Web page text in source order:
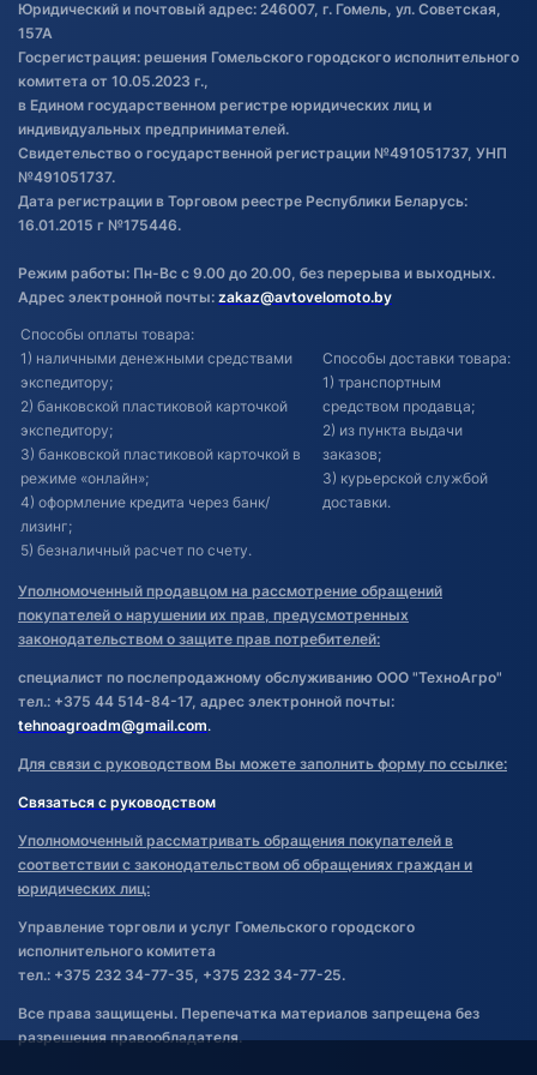
Обработка файлов cookie
Постановка транспорта на учет
Обновления в ЭПТС 2024
Юридический и почтовый адрес: 246007, г. Гомель, ул. Советская,
157А
Госрегистрация: решения Гомельского городского исполнительного
комитета от 10.05.2023 г.,
в Едином государственном регистре юридических лиц и
индивидуальных предпринимателей.
Свидетельство о государственной регистрации №491051737, УНП
№491051737.
Дата регистрации в Торговом реестре Республики Беларусь:
16.01.2015 г №175446.
Режим работы: Пн-Вс с 9.00 до 20.00, без перерыва и выходных.
Адрес электронной почты: zakaz@avtovelomoto.by
Способы оплаты товара:
1) наличными денежными средствами
экспедитору;
2) банковской пластиковой карточкой
экспедитору;
3) банковской пластиковой карточкой в
режиме «онлайн»;
4) оформление кредита через банк/
лизинг;
5) безналичный расчет по счету.
Способы доставки товара:
1) транспортным
средством продавца;
2) из пункта выдачи
заказов;
3) курьерской службой
доставки.
Уполномоченный продавцом на рассмотрение обращений
покупателей о нарушении их прав, предусмотренных
законодательством о защите прав потребителей:
специалист по послепродажному обслуживанию ООО "ТехноАгро"
тел.: +375 44 514-84-17, адрес электронной почты:
tehnoagroadm@gmail.com.
Для связи с руководством Вы можете заполнить форму по ссылке:
Связаться с руководством
Уполномоченный рассматривать обращения покупателей в
соответствии с законодательством об обращениях граждан и
юридических лиц:
Управление торговли и услуг Гомельского городского
исполнительного комитета
тел.: +375 232 34-77-35, +375 232 34-77-25.
Все права защищены. Перепечатка материалов запрещена без
разрешения правообладателя.